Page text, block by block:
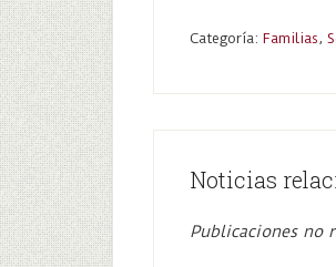
Categoría: Familias,
Noticias
Publicaciones no